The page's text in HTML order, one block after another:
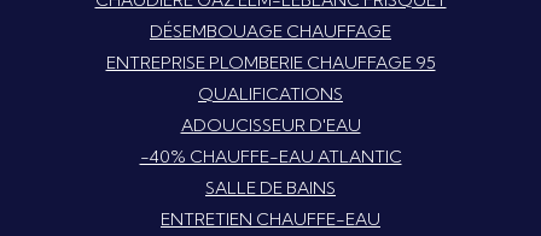
DÉSEMBOUAGE CHAUFFAGE
ENTREPRISE PLOMBERIE CHAUFFAGE 95
QUALIFICATIONS
ADOUCISSEUR D'EAU
-40% CHAUFFE-EAU ATLANTIC
SALLE DE BAINS
ENTRETIEN CHAUFFE-EAU